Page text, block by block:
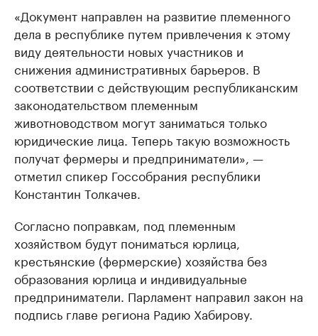
«Документ направлен на развитие племенного
дела в республике путем привлечения к этому
виду деятельности новых участников и
снижения административных барьеров. В
соответствии с действующим республиканским
законодательством племенным
животноводством могут заниматься только
юридические лица. Теперь такую возможность
получат фермеры и предприниматели», —
отметил спикер Госсобрания республики
Константин Толкачев.
Согласно поправкам, под племенным
хозяйством будут пониматься юрлица,
крестьянские (фермерские) хозяйства без
образования юрлица и индивидуальные
предприниматели. Парламент направил закон на
подпись главе региона Радию Хабирову.